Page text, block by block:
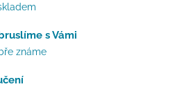
s Vámi
známe